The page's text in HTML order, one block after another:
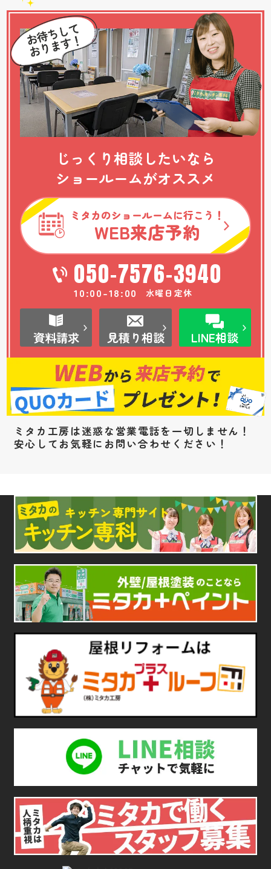
じっくり相談したいなら
ショールームがオススメ
ミタカのショールームに行こう！
WEB来店予約
050-7576-3940
10:00-18:00 水曜日定休
資料請求 見積り相談 LINE相談
ミタカ工房は迷惑な営業電話を一切しません！
安心してお気軽にお問い合わせください！